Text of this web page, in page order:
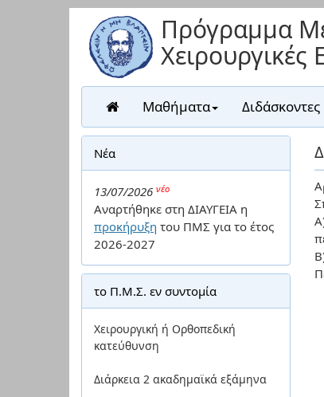
Πρόγραμμα
Χειρουργικές
Μαθήματα Διδάσκοντες
Nέα
13/07/2026 νέο
Aναρτήθηκε στη ΔΙΑΥΓΕΙΑ η
προκήρυξη του ΠΜΣ για το έτος
2026-2027
το Π.Μ.Σ. εν συντομία
Χειρουργική ή Ορθοπεδική
κατεύθυνση
Διάρκεια 2 ακαδημαϊκά εξάμηνα